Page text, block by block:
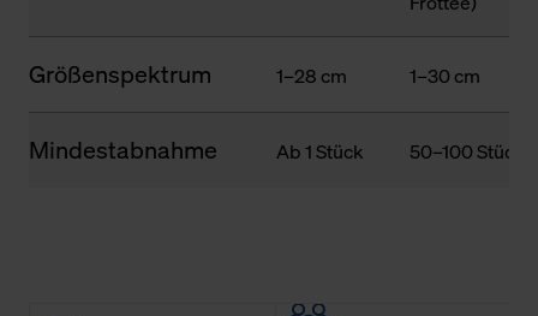
Größenspektrum 1–28 cm 1–30 cm
Mindestabnahme Ab 1 Stück 50–100 Stück